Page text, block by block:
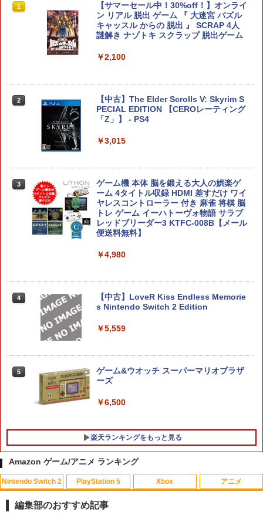
1
Joy-Con 2 (L) ライトパープル/(R) ライ
トグリーン
￥9,980
2
任天堂 【Switch2】Joy-Con 2 (L) ライ
トパープル/(R) ライトグリーン [BEE-A-
JABAB NSW2 ジョイコン2 パ-プルグリ-
ン]
￥9,980
3
Switch2 保護フィルム スイッチ2 保護フ
ィルム switch2 フィルム Switch2 ガラ
スフィルム スイッチ2 フィルム ガイド
貼り付け キット カバー Switch 2 本体
アクセサリー Nintendo Switch2 ケース
可 透明 ブルーライト カット 99％ FIRM
E
￥1,000
4
【特典】ドラゴンクエストモンスターズ
4 枯れ木の国のビアンカ・フローラ マ
特典】冒険スタートダッシュセット+マ
テイルズ オブ エターニア リマスター
￥3,405
1
ソニー・インタラクティブエンタテイン
メント 【PS5】メディアリモコン [CFI-Z
MR1J PS5 リモコン]
￥4,968
S5版(【早期購入封入特典】エリオット
旅立ちパック)
￥5,236
コナミデジタルエンタテインメント 【封
コレクション 2]
【中古】[PS5] プラグマタ(PRAGMATA)
通常版 カプコン(20260417)
￥5,640
1
【サマーセール中！30%off！】オンライ
ン リアル 脱出 ゲーム 『 大迷宮 パズル
キャッスル からの 脱出 』 SCRAP 4人
謎解き ナゾトキ スクラップ 脱出ゲーム
￥2,100
2
【中古】The Elder Scrolls V: Skyrim S
PECIAL EDITION 【CEROレーティング
「Z」】 - PS4
￥3,015
3
ゲーム機 本体 脳を鍛える大人の娯楽ゲ
ーム 4タイトル収録 HDMI 差すだけ ワイ
ヤレスコントローラー 付き 麻雀 将棋 脳
トレ ゲーム イーハトーヴォ物語 サラブ
レッドブリーダー3 KTFC-008B【メール
便送料無料】
￥4,980
4
【中古】LoveR Kiss Endless Memorie
s Nintendo Switch 2 Edition
￥5,559
5
ゲーム&ウオッチ スーパーマリオブラザ
ーズ
￥6,500
楽天ランキングをもっと見る
1
【中古】アナと雪の女王 MovieNEX [ブ
ルーレイ+DVD+デジタルコピー（クラウ
ド対応）+MovieNEXワールド] [Blu-ray]
Amazon ゲーム/アニメ ランキング
Nintendo Switch 2 PlayStation 5 Xbox アニメ
編集部のおすすめ記事